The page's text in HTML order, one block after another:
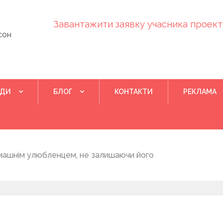
Завантажити заявку учасника
БЛОГ КОНТАКТИ РЕКЛАМА
улюбленцем, не залишаючи його